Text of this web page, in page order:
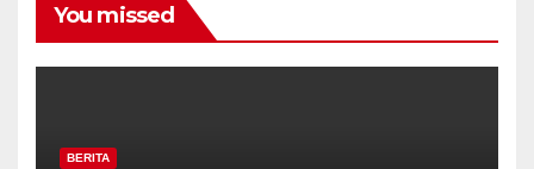
You missed
BERITA